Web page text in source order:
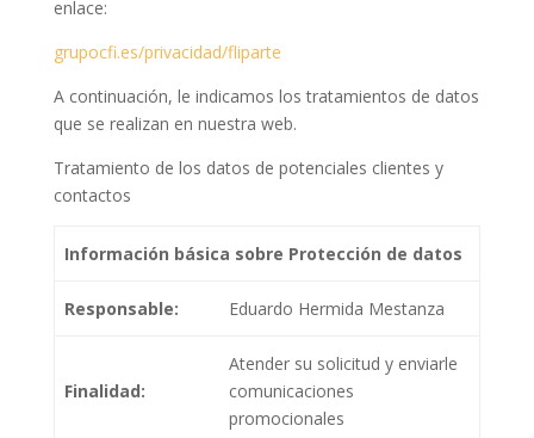
enlace:
grupocfi.es/privacidad/fliparte
A continuación, le indicamos los tratamientos de datos
que se realizan en nuestra web.
Tratamiento de los datos de potenciales clientes y
contactos
Información básica sobre Protección de datos
Responsable: Eduardo Hermida Mestanza
Finalidad:
Atender su solicitud y enviarle
comunicaciones
promocionales